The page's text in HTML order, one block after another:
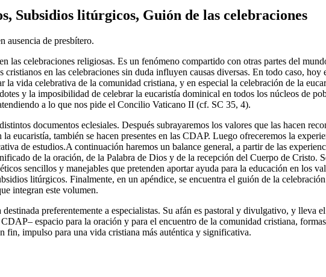
Subsidios litúrgicos, Guión de las celebraciones
ausencia de presbítero.
las celebraciones religiosas. Es un fenómeno compartido con otras partes del
en las celebraciones sin duda influyen causas diversas. En todo caso, hoy
la vida celebrativa de la comunidad cristiana, y en especial la celebración de la
y la imposibilidad de celebrar la eucaristía dominical en todos los núcleos de
a lo que nos pide el Concilio Vaticano II (cf. SC 35, 4).
documentos eclesiales. Después subrayaremos los valores que las hacen
eucaristía, también se hacen presentes en las CDAP. Luego ofreceremos la
de estudios.A continuación haremos un balance general, a partir de las
de la oración, de la Palabra de Dios y de la recepción del Cuerpo de Cristo.
sencillos y manejables que pretenden aportar ayuda para la educación en los
litúrgicos. Finalmente, en un apéndice, se encuentra el guión de la
integran este volumen.
preferentemente a especialistas. Su afán es pastoral y divulgativo, y lleva
espacio para la oración y para el encuentro de la comunidad cristiana,
fin, impulso para una vida cristiana más auténtica y significativa.